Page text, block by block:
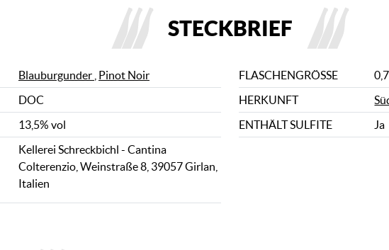
STECKBRIEF
Blauburgunder Pinot Noir FLASCHENGRÖSSE
DOC HERKUNFT
13,5% vol ENTHÄLT SULFITE
Ja
Kellerei Schreckbichl - Cantina
Colterenzio, Weinstraße 8, 39057 Girlan,
Italien